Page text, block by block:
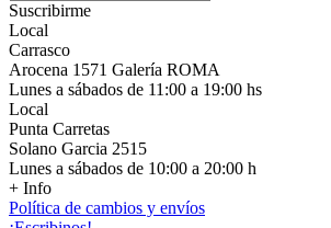
Suscribirme
Local
Carrasco
Arocena 1571 Galería ROMA
Lunes a sábados de 11:00 a 19:00 hs
Local
Punta Carretas
Solano Garcia 2515
Lunes a sábados de 10:00 a 20:00 h
+ Info
Política de cambios y envíos